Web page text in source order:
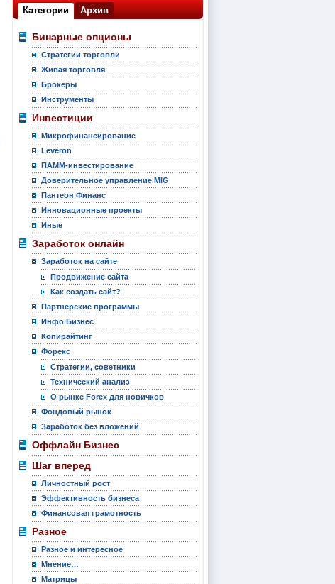
Категории Архив
Бинарные опционы
Стратегии торговли
Живая торговля
Брокеры
Инструменты
Инвестиции
Микрофинансирование
Leveron
ПАММ-инвестирование
Доверительное управление MIG
Пантеон Финанс
Инновационные проекты
Иные
Заработок онлайн
Заработок на сайте
Продвижение сайта
Как создать сайт?
Партнерские программы
Инфо Бизнес
Копирайтинг
Форекс
Стратегии, советники
Технический анализ
О рынке Forex для новичков
Фондовый рынок
Заработок без вложений
Оффлайн Бизнес
Шаг вперед
Личностный рост
Эффективность бизнеса
Финансовая грамотность
Разное
Разное и интересное
Мнение…
Матрицы